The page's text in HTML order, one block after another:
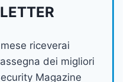
riceverai
dei migliori
Magazine